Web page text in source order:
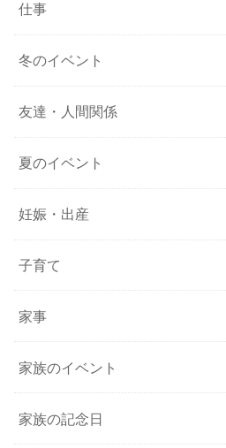
仕事
冬のイベント
友達・人間関係
夏のイベント
妊娠・出産
子育て
家事
家族のイベント
家族の記念日